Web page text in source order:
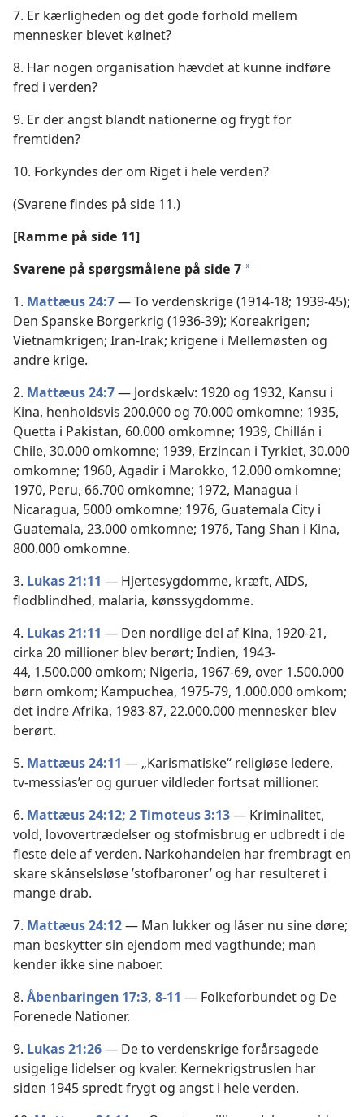
7. Er kærligheden og det gode forhold mellem
mennesker blevet kølnet?
8. Har nogen organisation hævdet at kunne indføre
fred i verden?
9. Er der angst blandt nationerne og frygt for
fremtiden?
10. Forkyndes der om Riget i hele verden?
(Svarene findes på side 11.)
[Ramme på side 11]
Svarene på spørgsmålene på side 7 *
1. Mattæus 24:7— To verdenskrige (1914-18; 1939-45);
Den Spanske Borgerkrig (1936-39); Koreakrigen;
Vietnamkrigen; Iran-Irak; krigene i Mellemøsten og
andre krige.
2. Mattæus 24:7— Jordskælv: 1920 og 1932, Kansu i
Kina, henholdsvis 200.000 og 70.000 omkomne; 1935,
Quetta i Pakistan, 60.000 omkomne; 1939, Chillán i
Chile, 30.000 omkomne; 1939, Erzincan i Tyrkiet, 30.000
omkomne; 1960, Agadir i Marokko, 12.000 omkomne;
1970, Peru, 66.700 omkomne; 1972, Managua i
Nicaragua, 5000 omkomne; 1976, Guatemala City i
Guatemala, 23.000 omkomne; 1976, Tang Shan i Kina,
800.000 omkomne.
3. Lukas 21:11 — Hjertesygdomme, kræft, AIDS,
flodblindhed, malaria, kønssygdomme.
4. Lukas 21:11 — Den nordlige del af Kina, 1920-21,
cirka 20 millioner blev berørt; Indien, 1943-
44, 1.500.000 omkom; Nigeria, 1967-69, over 1.500.000
børn omkom; Kampuchea, 1975-79, 1.000.000 omkom;
det indre Afrika, 1983-87, 22.000.000 mennesker blev
berørt.
5. Mattæus 24:11 — „Karismatiske“ religiøse ledere,
tv-messias’er og guruer vildleder fortsat millioner.
6. Mattæus 24:12; 2 Timoteus 3:13— Kriminalitet,
vold, lovovertrædelser og stofmisbrug er udbredt i de
fleste dele af verden. Narkohandelen har frembragt en
skare skånselsløse ’stofbaroner’ og har resulteret i
mange drab.
7. Mattæus 24:12— Man lukker og låser nu sine døre;
man beskytter sin ejendom med vagthunde; man
kender ikke sine naboer.
8. Åbenbaringen 17:3, 8-11 — Folkeforbundet og De
Forenede Nationer.
9. Lukas 21:26— De to verdenskrige forårsagede
usigelige lidelser og kvaler. Kernekrigstruslen har
siden 1945 spredt frygt og angst i hele verden.